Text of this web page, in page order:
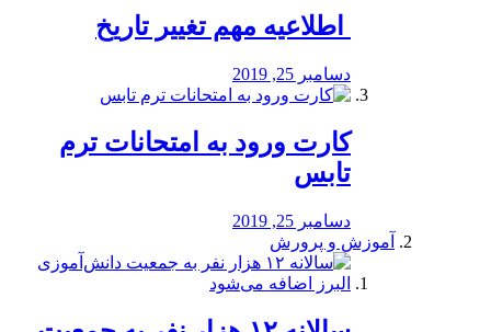
️ اطلاعیه مهم تغییر تاریخ
دسامبر 25, 2019
کارت ورود به امتحانات ترم
تابس
دسامبر 25, 2019
آموزش و پرورش